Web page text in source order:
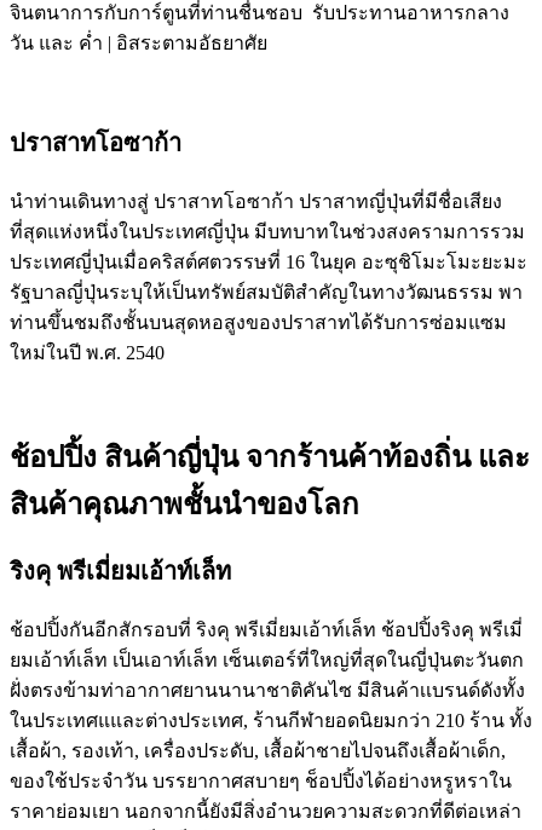
จินตนาการกับการ์ตูนที่ท่านชื่นชอบ รับประทานอาหารกลาง
วัน และ ค่ำ | อิสระตามอัธยาศัย
ปราสาทโอซาก้า
นำท่านเดินทางสู่ ปราสาทโอซาก้า ปราสาทญี่ปุ่นที่มีชื่อเสียง
ที่สุดแห่งหนึ่งในประเทศญี่ปุ่น มีบทบาทในช่วงสงครามการรวม
ประเทศญี่ปุ่นเมื่อคริสต์ศตวรรษที่ 16 ในยุค อะซุชิโมะโมะยะมะ
รัฐบาลญี่ปุ่นระบุให้เป็นทรัพย์สมบัติสำคัญในทางวัฒนธรรม พา
ท่านขึ้นชมถึงชั้นบนสุดหอสูงของปราสาทได้รับการซ่อมแซม
ใหม่ในปี พ.ศ. 2540
ช้อปปิ้ง สินค้าญี่ปุ่น จากร้านค้าท้องถิ่น และ
สินค้าคุณภาพชั้นนำของโลก
ริงคุ พรีเมี่ยมเอ้าท์เล็ท
ช้อปปิ้งกันอีกสักรอบที่ ริงคุ พรีเมี่ยมเอ้าท์เล็ท ช้อปปิ้งริงคุ พรีเมี่
ยมเอ้าท์เล็ท เป็นเอาท์เล็ท เซ็นเตอร์ที่ใหญ่ที่สุดในญี่ปุ่นตะวันตก
ฝั่งตรงข้ามท่าอากาศยานนานาชาติคันไซ มีสินค้าเเบรนด์ดังทั้ง
ในประเทศแและต่างประเทศ, ร้านกีฬายอดนิยมกว่า 210 ร้าน ทั้ง
เสื้อผ้า, รองเท้า, เครื่องประดับ, เสื้อผ้าชายไปจนถึงเสื้อผ้าเด็ก,
ของใช้ประจำวัน บรรยากาศสบายๆ ช็อปปิ้งได้อย่างหรูหราใน
ราคาย่อมเยา นอกจากนี้ยังมีสิ่งอำนวยความสะดวกที่ดีต่อเหล่า